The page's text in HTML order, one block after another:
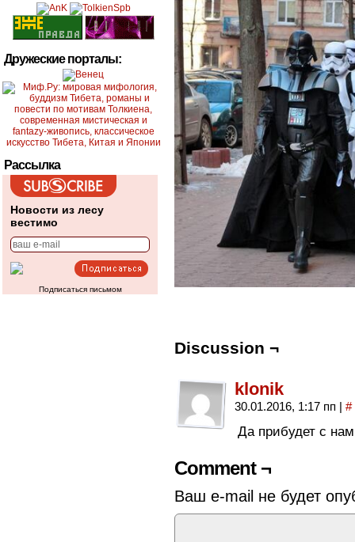
Дружеские порталы:
Рассылка
Новости из лесу
вестимо
Подписаться письмом
Discussion ¬
klonik
30.01.2016, 1:17 пп | #
Да прибудет с
Comment ¬
Ваш e-mail не будет